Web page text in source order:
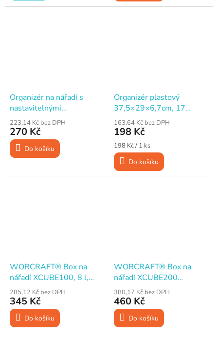
Organizér na nářadí s
nastavitelnými
přihrádkami, plast,
490x390x65mm,
KISTENBERG NOR 20
223,14 Kč bez DPH
270 Kč
Do košíku
Organizér plastový
37,5×29×6,7cm, 17
oddílů
163,64 Kč bez DPH
198 Kč
Měrná
cena:
198 Kč / 1 ks
Do košíku
WORCRAFT® Box na
nářadí XCUBE100, 8 l,
44,5×32×17 cm, max. 15
kg
285,12 Kč bez DPH
345 Kč
Do košíku
WORCRAFT® Box na
nářadí XCUBE200
platforma na kolečkách
46,7×35,5×4 cm
380,17 Kč bez DPH
460 Kč
Do košíku